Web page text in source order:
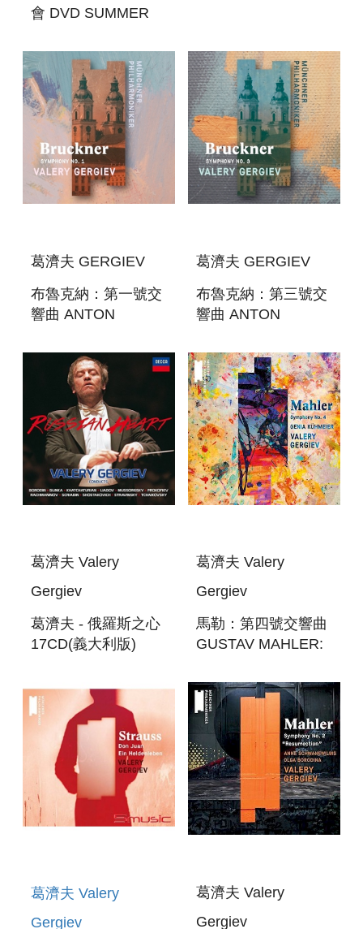
會 DVD SUMMER
2018 DVD
葛濟夫 GERGIEV
布魯克納：第一號交
響曲 ANTON
SYMPHONY NO. 1
葛濟夫 GERGIEV
布魯克納：第三號交
響曲 ANTON
SYMPHONY NO. 3
葛濟夫 Valery
Gergiev
葛濟夫 - 俄羅斯之心
17CD(義大利版)
RUSSIAN HEART
葛濟夫 Valery
Gergiev
馬勒：第四號交響曲
GUSTAV MAHLER:
IN G-MAJOR
葛濟夫 Valery
Gergiev
葛濟夫 Valery
Gergiev